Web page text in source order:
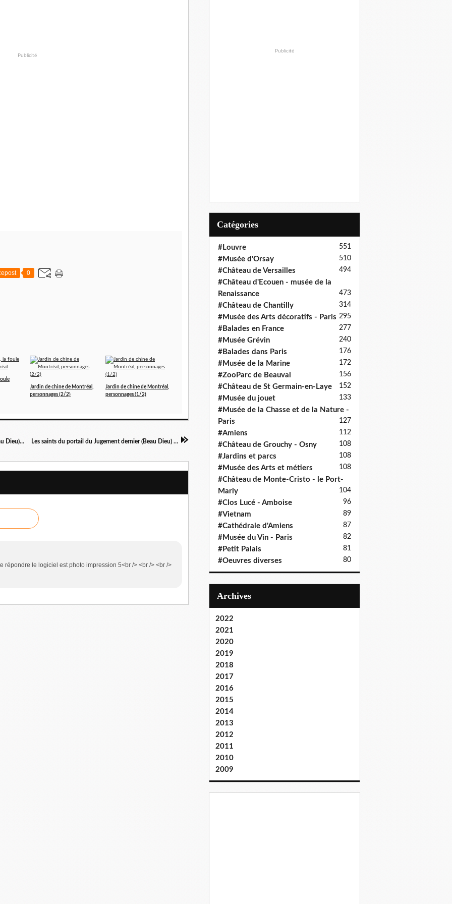
Publicité
0
Jardin de chine de Montréal,
personnages (2/2)
Jardin de chine de Montréal,
personnages (1/2)
Le tympan du portail du Jugement dernier (Beau Dieu) de la cathédrale d'Amiens Les saints du portail du Jugement dernier (Beau Dieu) de la cathédrale d'Amiens
répondre le logiciel est photo impression 5<br /> <br /> <br />
Publicité
Catégories
#Louvre 551
#Musée d'Orsay 510
#Château de Versailles 494
#Château d'Ecouen - musée de la
Renaissance
473
#Château de Chantilly 314
#Musée des Arts décoratifs - Paris 295
#Balades en France 277
#Musée Grévin 240
#Balades dans Paris 176
#Musée de la Marine 172
#ZooParc de Beauval 156
#Château de St Germain-en-Laye 152
#Musée du jouet 133
#Musée de la Chasse et de la Nature -
Paris
127
#Amiens 112
#Château de Grouchy - Osny 108
#Jardins et parcs 108
#Musée des Arts et métiers 108
#Château de Monte-Cristo - le Port-
Marly
104
#Clos Lucé - Amboise 96
#Vietnam 89
#Cathédrale d'Amiens 87
#Musée du Vin - Paris 82
#Petit Palais 81
#Oeuvres diverses 80
Archives
2022
2021
2020
2019
2018
2017
2016
2015
2014
2013
2012
2011
2010
2009